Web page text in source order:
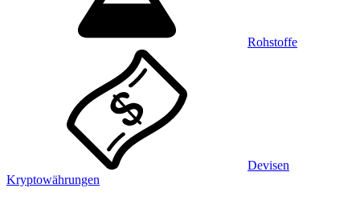
Rohstoffe
Devisen
Kryptowährungen